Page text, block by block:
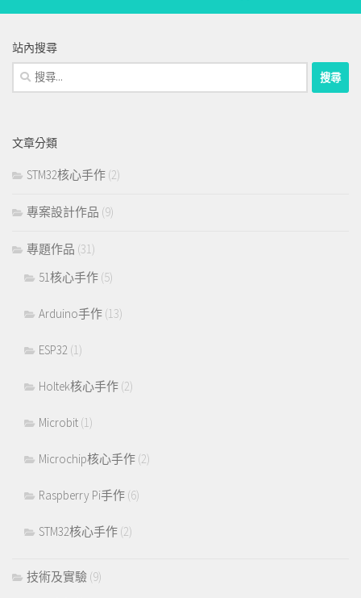
站內搜尋
搜
尋
字:
文章分類
STM32核心手作 (2)
專案設計作品 (9)
專題作品 (31)
51核心手作 (5)
Arduino手作 (13)
ESP32 (1)
Holtek核心手作 (2)
Microbit (1)
Microchip核心手作 (2)
Raspberry Pi手作 (6)
STM32核心手作 (2)
技術及實驗 (9)